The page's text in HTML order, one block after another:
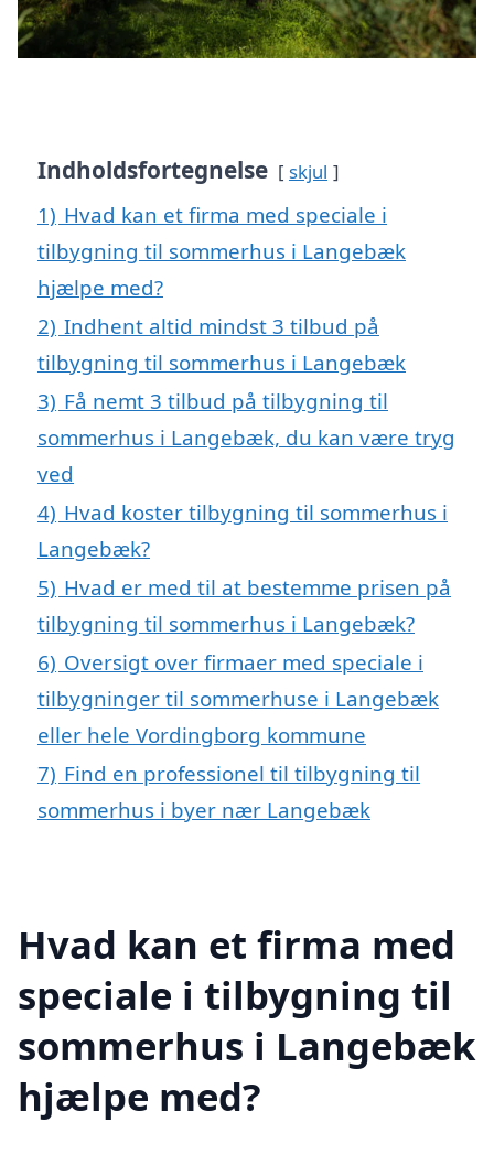
Indholdsfortegnelse skjul
1) Hvad kan et firma med speciale i
tilbygning til sommerhus i Langebæk
hjælpe med?
2) Indhent altid mindst 3 tilbud på
tilbygning til sommerhus i Langebæk
3) Få nemt 3 tilbud på tilbygning til
sommerhus i Langebæk, du kan være tryg
ved
4) Hvad koster tilbygning til sommerhus i
Langebæk?
5) Hvad er med til at bestemme prisen på
tilbygning til sommerhus i Langebæk?
6) Oversigt over firmaer med speciale i
tilbygninger til sommerhuse i Langebæk
eller hele Vordingborg kommune
7) Find en professionel til tilbygning til
sommerhus i byer nær Langebæk
Hvad kan et firma med
speciale i tilbygning til
sommerhus i Langebæk
hjælpe med?